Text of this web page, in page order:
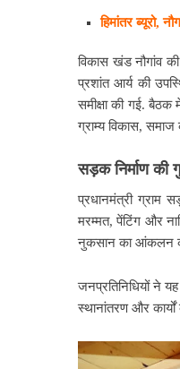
हिमांतर ब्यूरो,
विकास खंड नौगांव
प्रशांत आर्य की
समीक्षा की गई. बैठक
ग्राम्य विकास, समाज
सड़क निर्माण की
प्रधानमंत्री ग्राम
मरम्मत, पेंटिंग और
नुकसान का आंकलन
जनप्रतिनिधियों ने
स्थानांतरण और कार्यों